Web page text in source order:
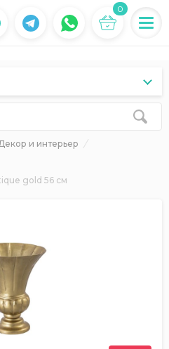
0
и интерьер
gold 56 см